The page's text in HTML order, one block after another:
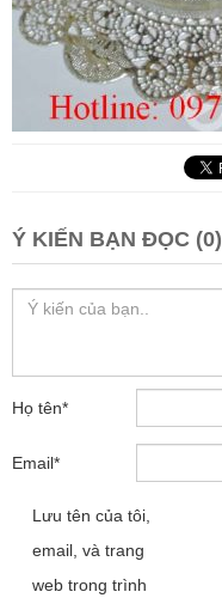
Ý KIẾN BẠN ĐỌC (0)
Họ tên*
Email*
Lưu tên của tôi,
email, và trang
web trong trình